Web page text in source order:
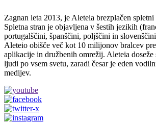
Zagnan leta 2013, je Aleteia brezplačen
Spletna stran je objavljena v šestih jezikih
portugalščini, španščini, poljščini in
Aleteio obišče več kot 10 milijonov bralcev
aplikacije in družbenih omrežij. Aleteia
ljudi po vsem svetu, zaradi česar je eden
medijev.